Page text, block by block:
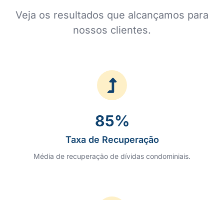
Veja os resultados que alcançamos para
nossos clientes.
Taxa de Recuperação
85%
Média de recuperação de dívidas condominiais.